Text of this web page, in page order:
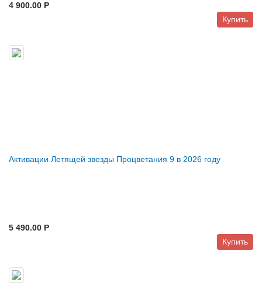
4 900.00 P
Купить
Активации Летящей звезды Процветания 9 в 2026 году
5 490.00 P
Купить